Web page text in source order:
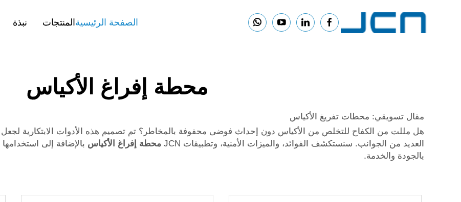
الصفحة الرئيسية المنتجات نبذة
محطة إفراغ الأكياس
مقال تسويقي: محطات تفريغ الأكياس
هل مللت من الكفاح للتخلص من الأكياس دون إحداث فوضى محفوفة بالمخاطر؟ تم تصميم هذه الأدوات الابتكارية لجعل
العديد من الجوانب. سنستكشف الفوائد، والميزات الأمنية، وتطبيقات JCN
محطة إفراغ الأكياس بالإضافة إلى استخدامها
بالجودة والخدمة.